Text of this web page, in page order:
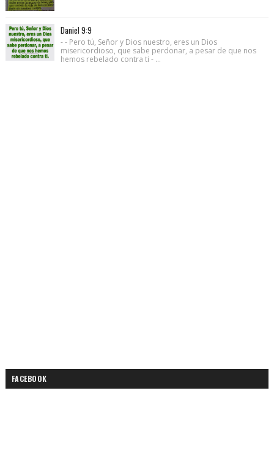
Daniel 9:9
- - Pero tú, Señor y Dios nuestro, eres un Dios
misericordioso, que sabe perdonar, a pesar de que nos
hemos rebelado contra ti - ...
FACEBOOK